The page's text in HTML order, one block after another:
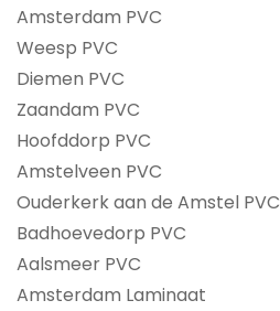
Amsterdam PVC
Weesp PVC
Diemen PVC
Zaandam PVC
Hoofddorp PVC
Amstelveen PVC
Ouderkerk aan de Amstel PVC
Badhoevedorp PVC
Aalsmeer PVC
Amsterdam Laminaat